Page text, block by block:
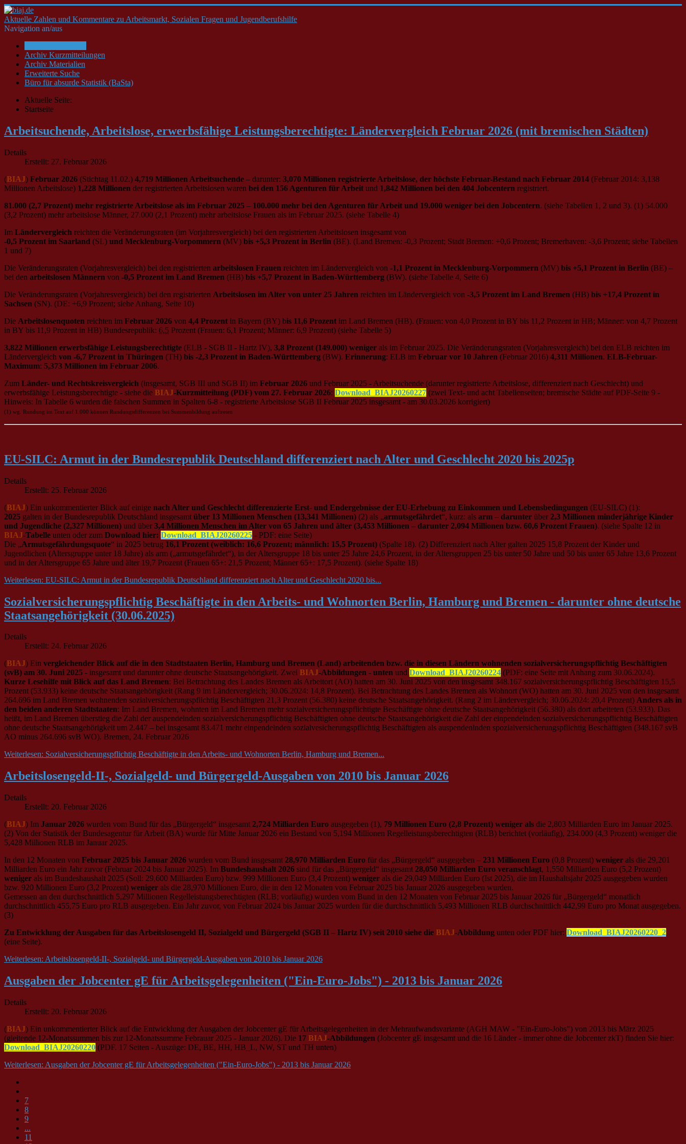
Aktuelle Zahlen und Kommentare zu Arbeitsmarkt, Sozialen Fragen und Jugendberufshilfe
Navigation an/aus
Archiv Kurzmitteilungen
Archiv Materialien
Erweiterte Suche
Büro für absurde Statistik (BaSta)
Aktuelle Seite:
Startseite
Arbeitsuchende, Arbeitslose, erwerbsfähige Leistungsberechtigte: Ländervergleich Februar 2026 (mit bremischen Städten)
Details
Erstellt: 27. Februar 2026
(BIAJ) Februar 2026 (Stichtag 11.02.) 4,719 Millionen Arbeitsuchende – darunter: 3,070 Millionen registrierte Arbeitslose, der höchste Februar-Bestand nach Februar 2014 (Februar 2014: 3,138
Millionen Arbeitslose) 1,228 Millionen der registrierten Arbeitslosen waren bei den 156 Agenturen für Arbeit und 1,842 Millionen bei den 404 Jobcentern registriert.
81.000 (2,7 Prozent) mehr registrierte Arbeitslose als im Februar 2025 – 100.000 mehr bei den Agenturen für Arbeit und 19.000 weniger bei den Jobcentern. (siehe Tabellen 1, 2 und 3). (1) 54.000
(3,2 Prozent) mehr arbeitslose Männer, 27.000 (2,1 Prozent) mehr arbeitslose Frauen als im Februar 2025. (siehe Tabelle 4)
Im Ländervergleich reichten die Veränderungsraten (im Vorjahresvergleich) bei den registrierten Arbeitslosen insgesamt von
-0,5 Prozent im Saarland (SL) und Mecklenburg-Vorpommern (MV) bis +5,3 Prozent in Berlin (BE). (Land Bremen: -0,3 Prozent; Stadt Bremen: +0,6 Prozent; Bremerhaven: -3,6 Prozent; siehe Tabellen
1 und 7)
Die Veränderungsraten (Vorjahresvergleich) bei den registrierten arbeitslosen Frauen reichten im Ländervergleich von -1,1 Prozent in Mecklenburg-Vorpommern (MV) bis +5,1 Prozent in Berlin (BE) –
bei den arbeitslosen Männern von -0,5 Prozent im Land Bremen (HB) bis +5,7 Prozent in Baden-Württemberg (BW). (siehe Tabelle 4, Seite 6)
Die Veränderungsraten (Vorjahresvergleich) bei den registrierten Arbeitslosen im Alter von unter 25 Jahren reichten im Ländervergleich von -3,5 Prozent im Land Bremen (HB) bis +17,4 Prozent in
Sachsen (SN). (DE: +6,9 Prozent; siehe Anhang, Seite 10)
Die Arbeitslosenquoten reichten im Februar 2026 von 4,4 Prozent in Bayern (BY) bis 11,6 Prozent im Land Bremen (HB). (Frauen: von 4,0 Prozent in BY bis 11,2 Prozent in HB; Männer: von 4,7 Prozent
in BY bis 11,9 Prozent in HB) Bundesrepublik: 6,5 Prozent (Frauen: 6,1 Prozent; Männer: 6,9 Prozent) (siehe Tabelle 5)
3,822 Millionen erwerbsfähige Leistungsberechtigte (ELB - SGB II - Hartz IV), 3,8 Prozent (149.000) weniger als im Februar 2025. Die Veränderungsraten (Vorjahresvergleich) bei den ELB reichten im
Ländervergleich von ‑6,7 Prozent in Thüringen (TH) bis -2,3 Prozent in Baden-Württemberg (BW). Erinnerung: ELB im Februar vor 10 Jahren (Februar 2016) 4,311 Millionen. ELB-Februar-
Maximum: 5,373 Millionen im Februar 2006.
Zum Länder- und Rechtskreisvergleich (insgesamt, SGB III und SGB II) im Februar 2026 und Februar 2025 - Arbeitsuchende (darunter registrierte Arbeitslose, differenziert nach Geschlecht) und
erwerbsfähige Leistungsberechtigte - siehe die BIAJ-Kurzmitteilung (PDF) vom 27. Februar 2026: Download_BIAJ20260227 (zwei Text- und acht Tabellenseiten; bremische Städte auf PDF-Seite 9 -
Hinweis: In Tabelle 6 wurden die falschen Summen in Spalten 6-8 - registrierte Arbeitslose SGB II Februar 2025 insgesamt - am 30.03.2026 korrigiert)
(1) wg. Rundung im Text auf 1.000 können Rundungsdifferenzen bei Summenbildung auftreten
EU-SILC: Armut in der Bundesrepublik Deutschland differenziert nach Alter und Geschlecht 2020 bis 2025p
Details
Erstellt: 25. Februar 2026
(BIAJ) Ein unkommentierter Blick auf einige nach Alter und Geschlecht differenzierte Erst- und Endergebnisse der EU-Erhebung zu Einkommen und Lebensbedingungen (EU-SILC) (1):
2025 galten in der Bundesrepublik Deutschland insgesamt über 13 Millionen Menschen (13,341 Millionen) (2) als „armutsgefährdet“, kurz: als arm – darunter über 2,3 Millionen minderjährige Kinder
und Jugendliche (2,327 Millionen) und über 3,4 Millionen Menschen im Alter von 65 Jahren und älter (3,453 Millionen – darunter 2,094 Millionen bzw. 60,6 Prozent Frauen). (siehe Spalte 12 in
BIAJ-Tabelle unten oder zum Download hier: Download_BIAJ20260225 - PDF: eine Seite)
Die „Armutsgefährdungsquote“ in 2025 betrug 16,1 Prozent (weiblich: 16,6 Prozent; männlich: 15,5 Prozent) (Spalte 18). (2) Differenziert nach Alter galten 2025 15,8 Prozent der Kinder und
Jugendlichen (Altersgruppe unter 18 Jahre) als arm („armutsgefährdet“), in der Altersgruppe 18 bis unter 25 Jahre 24,6 Prozent, in der Altersgruppen 25 bis unter 50 Jahre und 50 bis unter 65 Jahre 13,6 Prozent
und in der Altersgruppe 65 Jahre und älter 19,7 Prozent (Frauen 65+: 21,5 Prozent; Männer 65+: 17,5 Prozent). (siehe Spalte 18)
Weiterlesen: EU-SILC: Armut in der Bundesrepublik Deutschland differenziert nach Alter und Geschlecht 2020 bis...
Sozialversicherungspflichtig Beschäftigte in den Arbeits- und Wohnorten Berlin, Hamburg und Bremen - darunter ohne deutsche
Staatsangehörigkeit (30.06.2025)
Details
Erstellt: 24. Februar 2026
(BIAJ) Ein vergleichender Blick auf die in den Stadtstaaten Berlin, Hamburg und Bremen (Land) arbeitenden bzw. die in diesen Ländern wohnenden sozialversicherungspflichtig Beschäftigten
(svB) am 30. Juni 2025 - insgesamt und darunter ohne deutsche Staatsangehörigkeit. Zwei BIAJ-Abbildungen - unten und Download_BIAJ20260224 (PDF: eine Seite mit Anhang zum 30.06.2024).
Kurze Lesehilfe mit Blick auf das Land Bremen: Bei Betrachtung des Landes Bremen als Arbeitort (AO) hatten am 30. Juni 2025 von den insgesamt 348.167 sozialversicherungspflichtig Beschäftigten 15,5
Prozent (53.933) keine deutsche Staatsangehörigkeit (Rang 9 im Ländervergleich; 30.06.2024: 14,8 Prozent). Bei Betrachtung des Landes Bremen als Wohnort (WO) hatten am 30. Juni 2025 von den insgesamt
264.696 im Land Bremen wohnenden sozialversicherungspflichtig Beschäftigten 21,3 Prozent (56.380) keine deutsche Staatsangehörigkeit. (Rang 2 im Ländervergleich; 30.06.2024: 20,4 Prozent) Anders als in
den beiden anderen Stadtstaaten: Im Land Bremen, wohnten im Land Bremen mehr sozialversicherungspflichtigte Beschäftigte ohne deutsche Staatsangehörigkeit (56.380) als dort arbeiteten (53.933). Das
heißt, im Land Bremen überstieg die Zahl der auspendelnden sozialversicherungspflichtig Beschäftigten ohne deutsche Staatsangehörigkeit die Zahl der einpendelnden sozialversicherungspflichtig Beschäftigten
ohne deutsche Staatsangehörigkeit um 2.447 – bei insgesamt 83.471 mehr einpendelnden sozialvesicherungspflichtig Beschäftigten als auspendenlnden spozialversicherungspflichtig Beschäftigten (348.167 svB
AO minus 264.696 svB WO). Bremen, 24. Februar 2026
Weiterlesen: Sozialversicherungspflichtig Beschäftigte in den Arbeits- und Wohnorten Berlin, Hamburg und Bremen...
Arbeitslosengeld-II-, Sozialgeld- und Bürgergeld-Ausgaben von 2010 bis Januar 2026
Details
Erstellt: 20. Februar 2026
(BIAJ) Im Januar 2026 wurden vom Bund für das „Bürgergeld“ insgesamt 2,724 Milliarden Euro ausgegeben (1), 79 Millionen Euro (2,8 Prozent) weniger als die 2,803 Milliarden Euro im Januar 2025.
(2) Von der Statistik der Bundesagentur für Arbeit (BA) wurde für Mitte Januar 2026 ein Bestand von 5,194 Millionen Regelleistungsberechtigten (RLB) berichtet (vorläufig), 234.000 (4,3 Prozent) weniger die
5,428 Millionen RLB im Januar 2025.
In den 12 Monaten von Februar 2025 bis Januar 2026 wurden vom Bund insgesamt 28,970 Milliarden Euro für das „Bürgergeld“ ausgegeben – 231 Millionen Euro (0,8 Prozent) weniger als die 29,201
Milliarden Euro ein Jahr zuvor (Februar 2024 bis Januar 2025). Im Bundeshaushalt 2026 sind für das „Bürgergeld“ insgesamt 28,050 Milliarden Euro veranschlagt, 1,550 Milliarden Euro (5,2 Prozent)
weniger als im Bundeshaushalt 2025 (Soll: 29,600 Milliarden Euro) bzw. 999 Millionen Euro (3,4 Prozent) weniger als die 29,049 Milliarden Euro (Ist 2025), die im Haushaltsjahr 2025 ausgegeben wurden
bzw. 920 Millionen Euro (3,2 Prozent) weniger als die 28,970 Millionen Euro, die in den 12 Monaten von Februar 2025 bis Januar 2026 ausgegeben wurden.
Gemessen an den durchschnittlich 5,297 Millionen Regelleistungsberechtigten (RLB; vorläufig) wurden vom Bund in den 12 Monaten von Februar 2025 bis Januar 2026 für „Bürgergeld“ monatlich
durchschnittlich 455,75 Euro pro RLB ausgegeben. Ein Jahr zuvor, von Februar 2024 bis Januar 2025 wurden für die durchschnittlich 5,493 Millionen RLB durchschnittlich 442,99 Euro pro Monat ausgegeben.
(3)
Zu Entwicklung der Ausgaben für das Arbeitslosengeld II, Sozialgeld und Bürgergeld (SGB II – Hartz IV) seit 2010 siehe die BIAJ-Abbildung unten oder PDF hier: Download_BIAJ20260220_2
(eine Seite).
Weiterlesen: Arbeitslosengeld-II-, Sozialgeld- und Bürgergeld-Ausgaben von 2010 bis Januar 2026
Ausgaben der Jobcenter gE für Arbeitsgelegenheiten ("Ein-Euro-Jobs") - 2013 bis Januar 2026
Details
Erstellt: 20. Februar 2026
(BIAJ) Ein unkommentierter Blick auf die Entwicklung der Ausgaben der Jobcenter gE für Arbeitsgelegenheiten in der Mehraufwandsvariante (AGH MAW - "Ein-Euro-Jobs") von 2013 bis März 2025
(gleitende 12-Monatssummen bis zur 12-Monatssumme Febrauar 2025 - Januar 2026). Die 17 BIAJ-Abbildungen (Jobcenter gE insgesamt und die 16 Länder - immer ohne die Jobcenter zkT) finden Sie hier:
Download_BIAJ20260220 (PDF. 17 Seiten - Auszüge: DE, BE, HH, HB_L, NW, ST und TH unten)
Weiterlesen: Ausgaben der Jobcenter gE für Arbeitsgelegenheiten ("Ein-Euro-Jobs") - 2013 bis Januar 2026
7
8
9
...
11